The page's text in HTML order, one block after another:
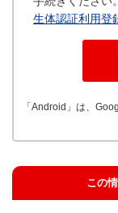
生体認証利用登
「Android」は、
この